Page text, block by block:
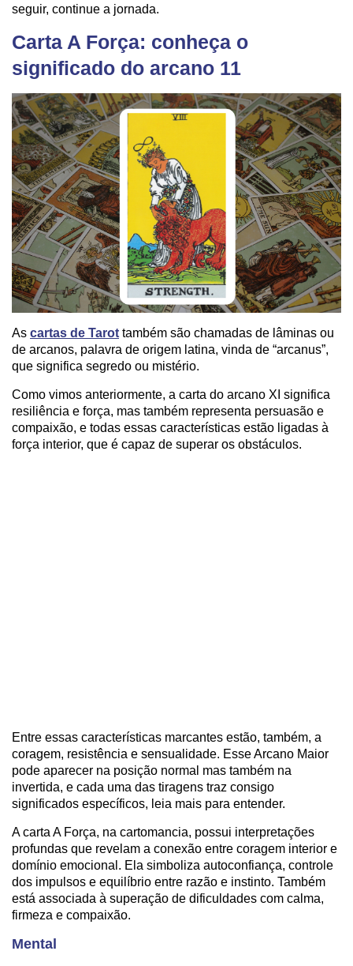
seguir, continue a jornada.
Carta A Força: conheça o
significado do arcano 11
As cartas de Tarot também são chamadas de lâminas ou
de arcanos, palavra de origem latina, vinda de “arcanus”,
que significa segredo ou mistério.
Como vimos anteriormente, a carta do arcano XI significa
resiliência e força, mas também representa persuasão e
compaixão, e todas essas características estão ligadas à
força interior, que é capaz de superar os obstáculos.
Entre essas características marcantes estão, também, a
coragem, resistência e sensualidade. Esse Arcano Maior
pode aparecer na posição normal mas também na
invertida, e cada uma das tiragens traz consigo
significados específicos, leia mais para entender.
A carta A Força, na cartomancia, possui interpretações
profundas que revelam a conexão entre coragem interior e
domínio emocional. Ela simboliza autoconfiança, controle
dos impulsos e equilíbrio entre razão e instinto. Também
está associada à superação de dificuldades com calma,
firmeza e compaixão.
Mental